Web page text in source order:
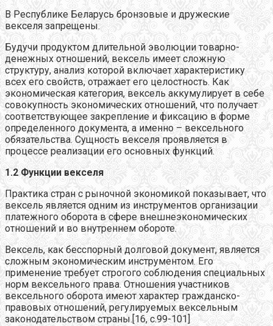
В Республике Беларусь бронзовые и дружеские
векселя запрещены.
Будучи продуктом длительной эволюции товарно-
денежных отношений, вексель имеет сложную
структуру, анализ которой включает характеристику
всех его свойств, отражает его целостность. Как
экономическая категория, вексель аккумулирует в себе
совокупность экономических отношений, что получает
соответствующее закрепление и фиксацию в форме
определенного документа, а именно – вексельного
обязательства. Сущность векселя проявляется в
процессе реализации его основных функций.
1.2 Функции векселя
Практика стран с рыночной экономикой показывает, что
вексель является одним из инструментов организации
платежного оборота в сфере внешнеэкономических
отношений и во внутреннем обороте.
Вексель, как бесспорный долговой документ, является
сложным экономическим инструментом. Его
применение требует строгого соблюдения специальных
норм вексельного права. Отношения участников
вексельного оборота имеют характер гражданско-
правовых отношений, регулируемых вексельным
законодательством страны.[16, с.99-101]